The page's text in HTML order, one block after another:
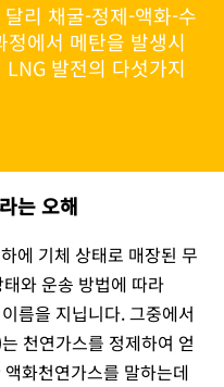
리 채굴-정제-액화-수
에서 메탄을 발생시
발전의 다섯가지
는 오해
에 기체 상태로 매장된 무
와 운송 방법에 따라
름을 지닙니다. 그중에서
천연가스를 정제하여 얻
화천연가스를 말하는데